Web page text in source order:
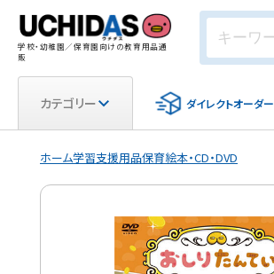
学校・幼稚園／保育園向けの教育用品通
販
カテゴリー ダイレクトオーダー
ホーム学習支援用品保育絵本・CD・DVD